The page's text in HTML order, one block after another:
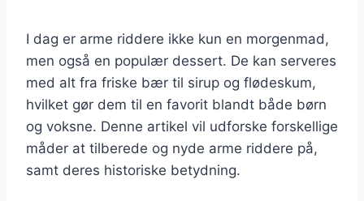
I dag er arme riddere ikke kun en morgenmad,
men også en populær dessert. De kan serveres
med alt fra friske bær til sirup og flødeskum,
hvilket gør dem til en favorit blandt både børn
og voksne. Denne artikel vil udforske forskellige
måder at tilberede og nyde arme riddere på,
samt deres historiske betydning.